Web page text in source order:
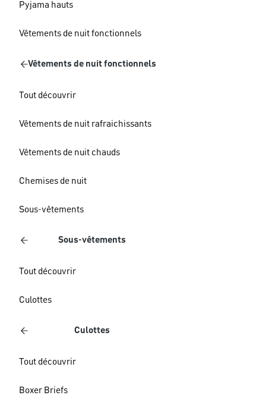
Pyjama hauts
Vêtements de nuit fonctionnels
Vêtements de nuit fonctionnels
Tout découvrir
Vêtements de nuit rafraichissants
Vêtements de nuit chauds
Chemises de nuit
Sous-vêtements
Sous-vêtements
Tout découvrir
Culottes
Culottes
Tout découvrir
Boxer Briefs